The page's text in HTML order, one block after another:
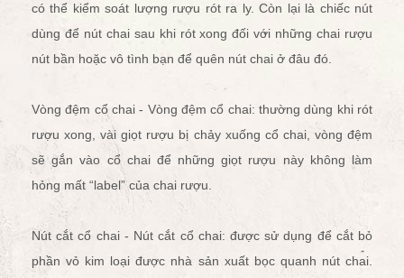
có thể kiểm soát lượng rượu rót ra ly. Còn lại là chiếc nút
dùng để nút chai sau khi rót xong đối với những chai rượu
nút bần hoặc vô tình bạn để quên nút chai ở đâu đó.
Vòng đệm cổ chai - Vòng đệm cổ chai: thường dùng khi rót
rượu xong, vài giọt rượu bị chảy xuống cổ chai, vòng đệm
sẽ gắn vào cổ chai để những giọt rượu này không làm
hỏng mất “label” của chai rượu.
Nút cắt cổ chai - Nút cắt cổ chai: được sử dụng để cắt bỏ
phần vỏ kim loại được nhà sản xuất bọc quanh nút chai.